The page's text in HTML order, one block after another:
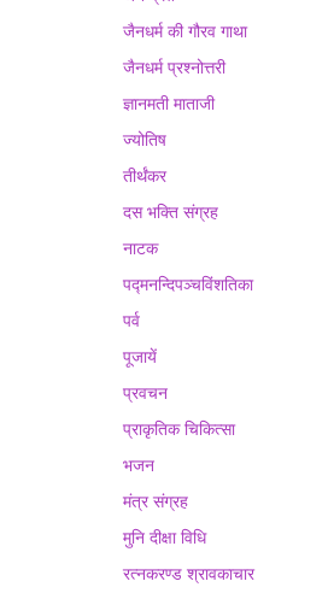
जैनधर्म की गौरव गाथा
जैनधर्म प्रश्नोत्तरी
ज्ञानमती माताजी
ज्योतिष
तीर्थंकर
दस भक्ति संग्रह
नाटक
पद्मनन्दिपञ्चविंशतिका
पर्व
पूजायें
प्रवचन
प्राकृतिक चिकित्सा
भजन
मंत्र संग्रह
मुनि दीक्षा विधि
रत्नकरण्ड श्रावकाचार